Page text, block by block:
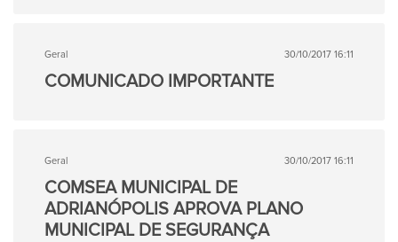
Geral 30/10/2017 16:11
COMUNICADO IMPORTANTE
Geral 30/10/2017 16:11
COMSEA MUNICIPAL DE
ADRIANÓPOLIS APROVA PLANO
MUNICIPAL DE SEGURANÇA